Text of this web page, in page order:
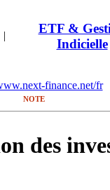
|
ETF &
Indicielle
finance.net/fr
NOTE
des